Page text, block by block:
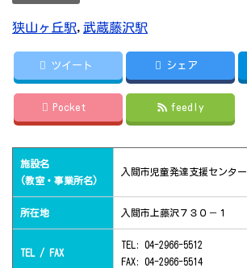
狭山ヶ丘駅, 武蔵藤沢駅
ツイート シェア
Pocket feedly
施設名
(教室・事業所名)
入間市児童発達支援センター
所在地 入間市上藤沢７３０－１
TEL / FAX
TEL: 04-2966-5512
FAX: 04-2966-5514